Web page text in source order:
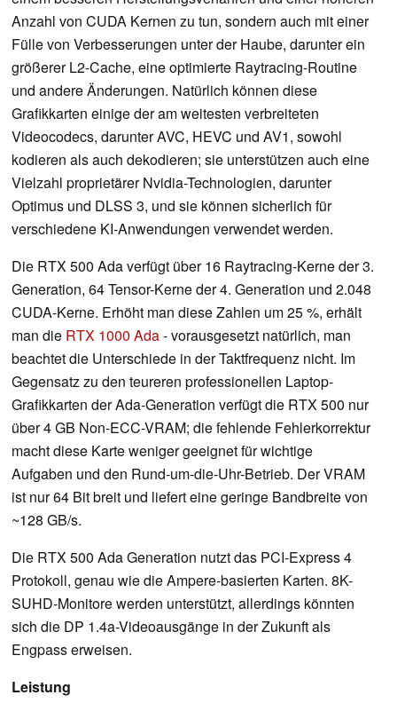
Anzahl von CUDA Kernen zu tun, sondern auch mit einer
Fülle von Verbesserungen unter der Haube, darunter ein
größerer L2-Cache, eine optimierte Raytracing-Routine
und andere Änderungen. Natürlich können diese
Grafikkarten einige der am weitesten verbreiteten
Videocodecs, darunter AVC, HEVC und AV1, sowohl
kodieren als auch dekodieren; sie unterstützen auch eine
Vielzahl proprietärer Nvidia-Technologien, darunter
Optimus und DLSS 3, und sie können sicherlich für
verschiedene KI-Anwendungen verwendet werden.
Die RTX 500 Ada verfügt über 16 Raytracing-Kerne der 3.
Generation, 64 Tensor-Kerne der 4. Generation und 2.048
CUDA-Kerne. Erhöht man diese Zahlen um 25 %, erhält
man die RTX 1000 Ada- vorausgesetzt natürlich, man
beachtet die Unterschiede in der Taktfrequenz nicht. Im
Gegensatz zu den teureren professionellen Laptop-
Grafikkarten der Ada-Generation verfügt die RTX 500 nur
über 4 GB Non-ECC-VRAM; die fehlende Fehlerkorrektur
macht diese Karte weniger geeignet für wichtige
Aufgaben und den Rund-um-die-Uhr-Betrieb. Der VRAM
ist nur 64 Bit breit und liefert eine geringe Bandbreite von
~128 GB/s.
Die RTX 500 Ada Generation nutzt das PCI-Express 4
Protokoll, genau wie die Ampere-basierten Karten. 8K-
SUHD-Monitore werden unterstützt, allerdings könnten
sich die DP 1.4a-Videoausgänge in der Zukunft als
Engpass erweisen.
Leistung